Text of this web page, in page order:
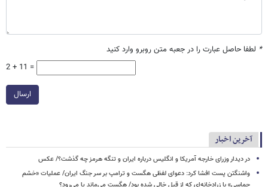
* لطفا حاصل عبارت را در جعبه متن روبرو وارد کنید
2 + 11 =
ارسال
آخرین اخبار
در دیدار وزرای خارجه آمریکا و انگلیس درباره ایران و تنگه هرمز چه گذشت؟/ عکس
واشنگتن پست افشا کرد: دعوای لفظی هگست و ترامپ بر سر جنگ ایران/ عملیات «خشم